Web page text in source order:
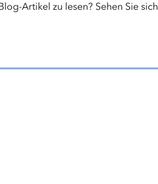
Artikel zu lesen? Sehen Sie sich